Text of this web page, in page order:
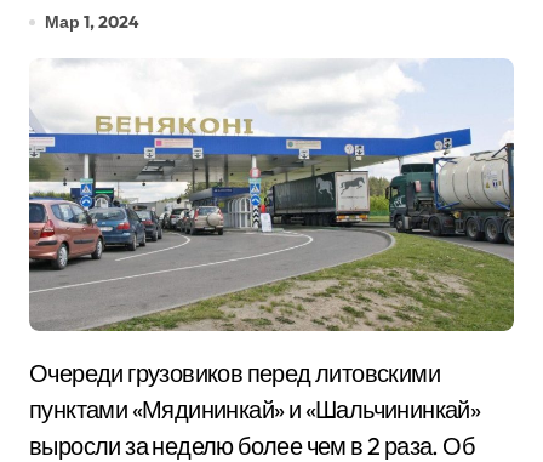
Мар 1, 2024
Очереди грузовиков перед литовскими
пунктами «Мядининкай» и «Шальчининкай»
выросли за неделю более чем в 2 раза. Об